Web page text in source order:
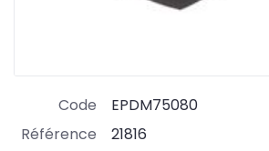
Code
EPDM75080
Référence
21816